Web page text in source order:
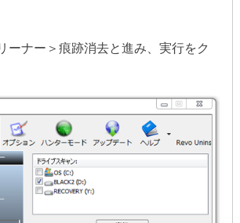
ーナー＞痕跡消去と進み、実行をク